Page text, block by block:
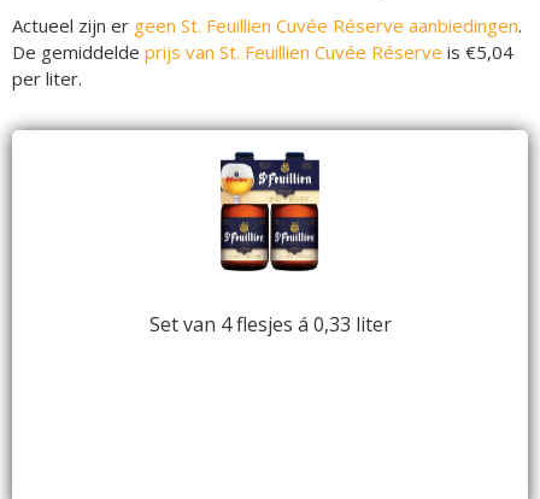
Actueel zijn er geen St. Feuillien Cuvée Réserve aanbiedingen.
De gemiddelde prijs van St. Feuillien Cuvée Réserve is €5,04
per liter.
Set van 4 flesjes á 0,33 liter